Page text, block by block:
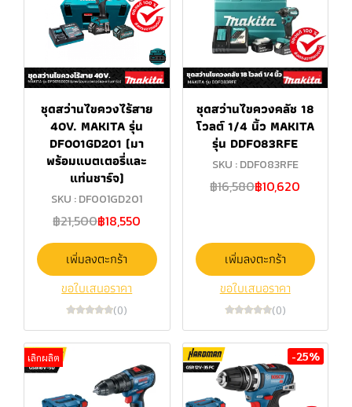
ชุดสว่านไขควงไร้สาย
40V. MAKITA รุ่น
DF001GD201 (มา
พร้อมแบตเตอรี่และ
แท่นชาร์จ)
SKU : DF001GD201
฿21,500฿18,550
เพิ่มลงตะกร้า
ขอใบเสนอราคา
(0)
ชุดสว่านไขควงคลัช 18
โวลต์ 1/4 นิ้ว MAKITA
รุ่น DDF083RFE
SKU : DDF083RFE
฿16,580฿10,620
เพิ่มลงตะกร้า
ขอใบเสนอราคา
(0)
เลิกผลิต -25%